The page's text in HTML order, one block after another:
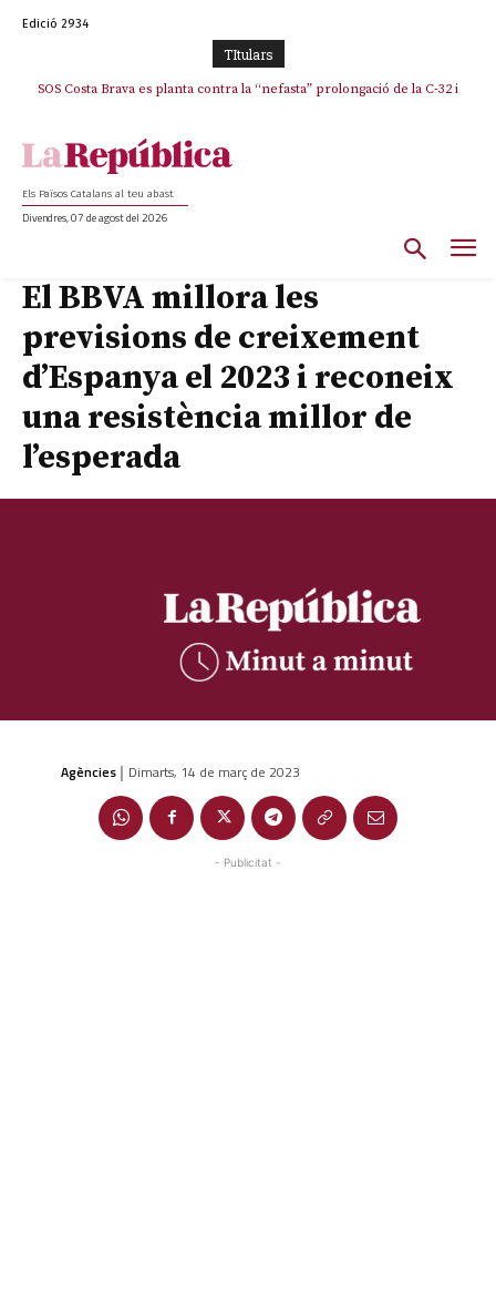
Edició 2934
TItulars
SOS Costa Brava es planta contra la “nefasta” prolongació de la C-32 i
Els Països Catalans al teu abast
Divendres, 07 de agost del 2026
El BBVA millora les
previsions de creixement
d’Espanya el 2023 i reconeix
una resistència millor de
l’esperada
Agències | Dimarts, 14 de març de 2023
- Publicitat -